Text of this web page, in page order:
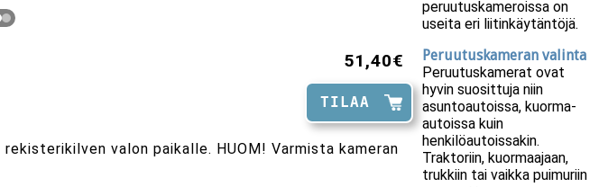
51,40€
TILAA
valon paikalle. HUOM! Varmista kameran
peruutuskameroissa on
useita eri liitinkäytäntöjä.
Peruutuskameran valinta
Peruutuskamerat ovat
hyvin suosittuja niin
asuntoautoissa, kuorma-
autoissa kuin
henkilöautoissakin.
Traktoriin, kuormaajaan,
trukkiin tai vaikka puimuriin